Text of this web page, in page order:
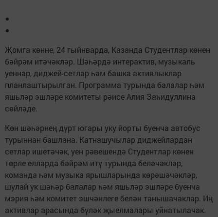
Җомга көнне, 24 гыйнварда, Казанда Студентлар көнен
бәйрәм итәчәкләр. Шәһәрдә интерактив, музыкаль
уеннар, диджей-сетлар һәм башка активлыклар
планлаштырылган. Программа турында балалар һәм
яшьләр эшләре комитеты рәисе Алия Заһидуллина
сөйләде.
Көн шәһәрнең дүрт югары уку йорты буенча автобус
турыннан башлана. Катнашучылар диджейлардан
сетлар ишетәчәк, уен рәвешендә Студентлар көнен
төрле елларда бәйрәм итү турында беләчәкләр,
команда һәм музыка ярышларында көрәшәчәкләр,
шулай ук шәһәр балалар һәм яшьләр эшләре буенча
мэрия һәм комитет эшчәнлеге белән танышачаклар. Иң
активлар арасында бүләк җыелмалары уйнатылачак.